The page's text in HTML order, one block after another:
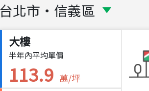
台北市 ・ 信義區
大樓
半年內平均單價
113.9 萬/坪